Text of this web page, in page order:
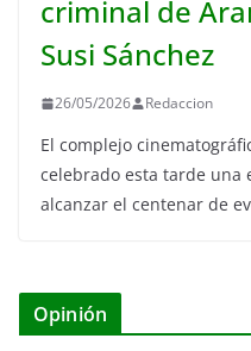
criminal de
Susi Sánchez
26/05/2026 Redaccion
El complejo
celebrado esta tarde una
alcanzar el centenar de
Opinión